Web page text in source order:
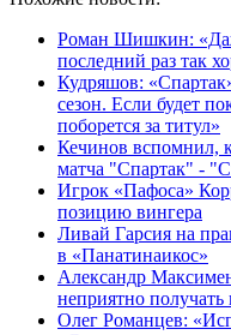
Роман Шишкин:
последний раз так
Кудряшов:
сезон. Если будет
поборется за титул»
Кечинов вспомнил,
матча "Спартак" -
Игрок «Пафоса»
позицию вингера
Ливай Гарсия на
в «Панатинаикос»
Александр
неприятно получать
Олег Романцев: